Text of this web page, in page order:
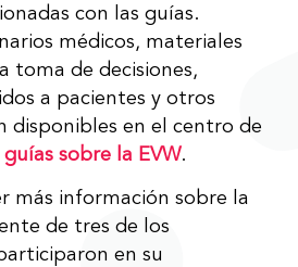
con las guías.
médicos, materiales
toma de decisiones,
a pacientes y otros
disponibles en el centro de
guías sobre la EVW.
más información sobre la
de tres de los
en su